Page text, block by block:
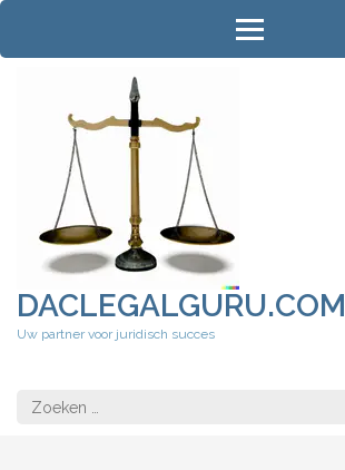
Ga
inhoud
DACLEGALGURU.COM
Uw partner voor juridisch succes